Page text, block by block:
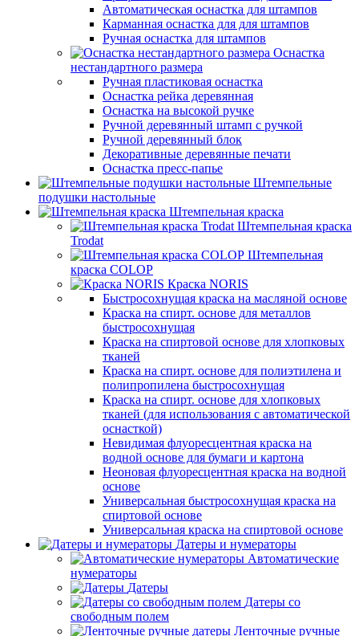
Автоматическая оснастка для штампов
Карманная оснастка для для штампов
Ручная оснастка для штампов
Оснастка
нестандартного размера
Ручная пластиковая оснастка
Оснастка рейка деревянная
Оснастка на высокой ручке
Ручной деревянный штамп с ручкой
Ручной деревянный блок
Декоративные деревянные печати
Оснастка пресс-папье
Штемпельные
подушки настольные
Штемпельная краска
Штемпельная краска
Trodat
Штемпельная
краска COLOP
Краска NORIS
Быстросохнущая краска на масляной основе
Краска на спирт. основе для металлов
быстросохнущая
Краска на спиртовой основе для хлопковых
тканей
Краска на спирт. основе для полиэтилена и
полипропилена быстросохнущая
Краска на спирт. основе для хлопковых
тканей (для использования с автоматической
оснасткой)
Невидимая флуоресцентная краска на
водной основе для бумаги и картона
Неоновая флуоресцентная краска на водной
основе
Универсальная быстросохнущая краска на
спиртовой основе
Универсальная краска на спиртовой основе
Датеры и нумераторы
Автоматические
нумераторы
Датеры
Датеры со
свободным полем
Ленточные ручные